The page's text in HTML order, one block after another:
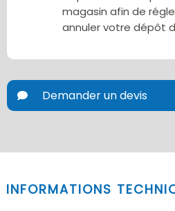
magasin afin de
annuler votre dépôt
Demander un devis
INFORMATIONS